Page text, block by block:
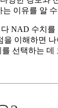
이유를 알
NAD 수치를
이해하면 나
선택하는 데